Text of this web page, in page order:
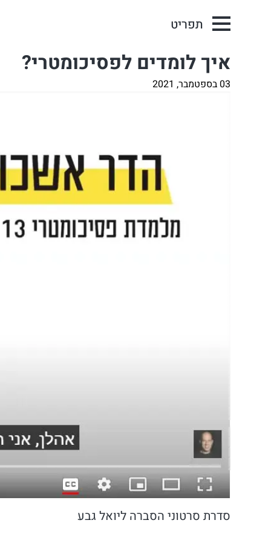
תפריט
איך לומדים לפסיכומטרי?
03 בספטמבר, 2021
סדרת סרטוני הסברה ליואל גבע